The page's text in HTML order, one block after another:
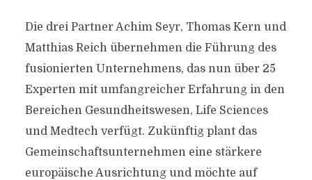
Die drei Partner Achim Seyr, Thomas Kern und
Matthias Reich übernehmen die Führung des
fusionierten Unternehmens, das nun über 25
Experten mit umfangreicher Erfahrung in den
Bereichen Gesundheitswesen, Life Sciences
und Medtech verfügt. Zukünftig plant das
Gemeinschaftsunternehmen eine stärkere
europäische Ausrichtung und möchte auf